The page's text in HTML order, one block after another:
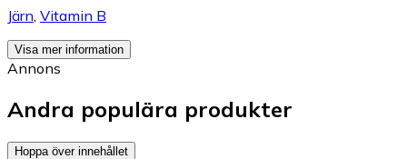
Järn, Vitamin B
Visa mer information
Annons
Andra populära produkter
Hoppa över innehållet